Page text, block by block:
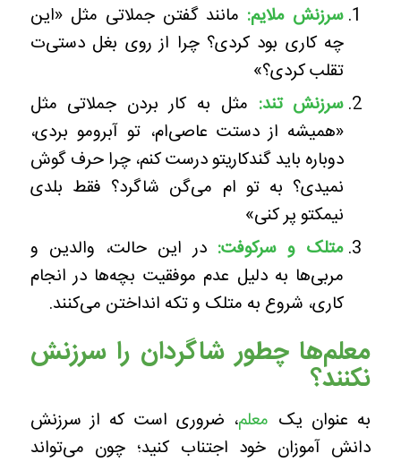
سرزنش ملایم: مانند گفتن جملاتی مثل «این
چه کاری بود کردی؟ چرا از روی بغل دستی‌ت
تقلب کردی؟»
سرزنش تند: مثل به کار بردن جملاتی مثل
«همیشه از دستت عاصی‌ام، تو آبرومو بردی،
دوباره باید گندکاریتو درست کنم، چرا حرف گوش
نمیدی؟ به تو ام می‌گن شاگرد؟ فقط بلدی
نیمکتو پر کنی»
متلک و سرکوفت:در این حالت، والدین و
مربی‌ها به دلیل عدم موفقیت بچه‌ها در انجام
کاری، شروع به متلک‌ و تکه انداختن می‌کنند.
معلم‌ها چطور شاگردان را سرزنش
نکنند؟
به عنوان یک معلم، ضروری است که از سرزنش
دانش آموزان خود اجتناب کنید؛ چون می‌تواند